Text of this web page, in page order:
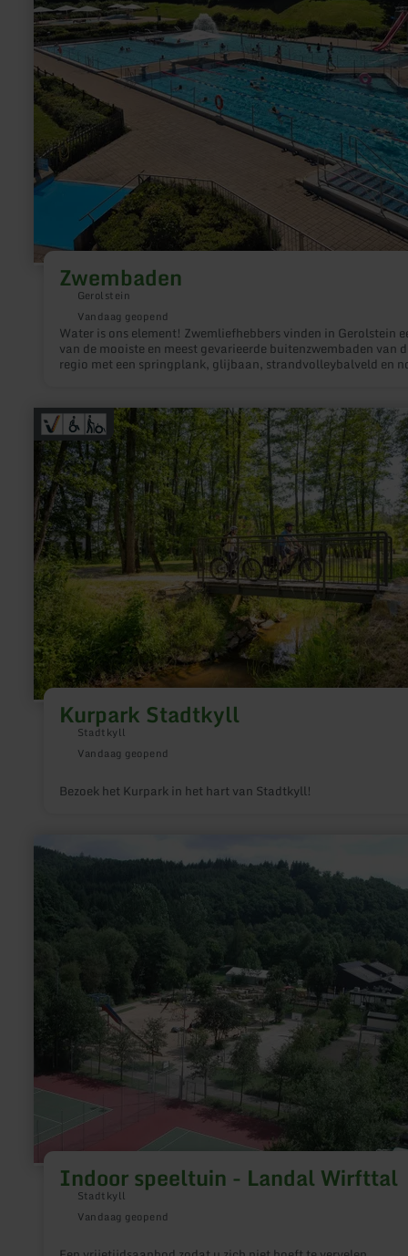
Zwembaden
Gerolstein
Vandaag geopend
Water is ons element! Zwemliefhebbers vinden in Gerolstein
van de mooiste en meest gevarieerde buitenzwembaden van
regio met een springplank, glijbaan, strandvolleybalveld en
Kurpark Stadtkyll
Stadtkyll
Vandaag geopend
Bezoek het Kurpark in het hart van Stadtkyll!
meer
informatie
over:
Kurpark
Stadtkyll
Indoor speeltuin - Landal Wirfttal
Stadtkyll
Vandaag geopend
informatie
Wirfttal